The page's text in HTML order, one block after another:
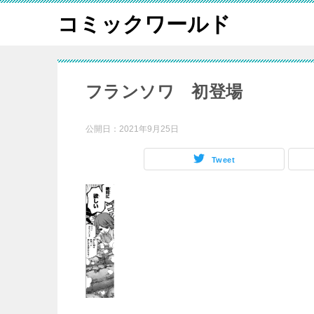
コミックワールド
フランソワ 初登場
公開日： 2021年9月25日
Tweet